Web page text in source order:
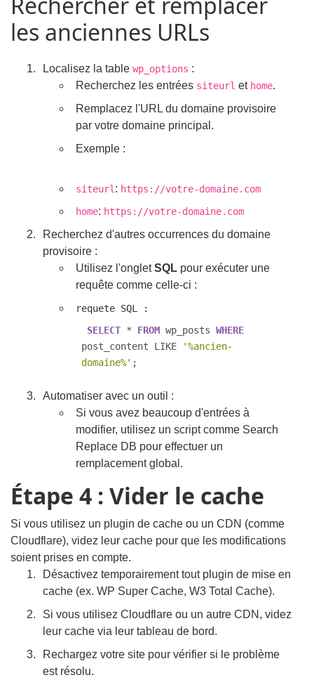
Rechercher et remplacer
les anciennes URLs
Localisez la tablewp_options :
Recherchez les entrées siteurl et home.
Remplacez l'URL du domaine provisoire
par votre domaine principal.
Exemple :
siteurl : https://votre-domaine.com
home: https://votre-domaine.com
Recherchez d'autres occurrences du domaine
provisoire :
Utilisez l'ongletSQLpour exécuter une
requête comme celle-ci :
requete SQL :
SELECT * FROM wp_posts WHERE
post_content LIKE
'%ancien-
domaine%' ;
Automatiser avec un outil :
Si vous avez beaucoup d'entrées à
modifier, utilisez un script comme Search
Replace DB pour effectuer un
remplacement global.
Étape 4 : Vider le cache
Si vous utilisez un plugin de cache ou un CDN (comme
Cloudflare), videz leur cache pour que les modifications
soient prises en compte.
Désactivez temporairement tout plugin de mise en
cache (ex. WP Super Cache, W3 Total Cache).
Si vous utilisez Cloudflare ou un autre CDN, videz
leur cache via leur tableau de bord.
Rechargez votre site pour vérifier si le problème
est résolu.